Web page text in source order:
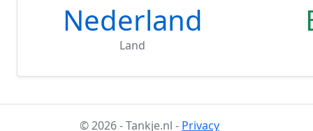
Nederland
Land
© 2026 - Tankje.nl - Privacy